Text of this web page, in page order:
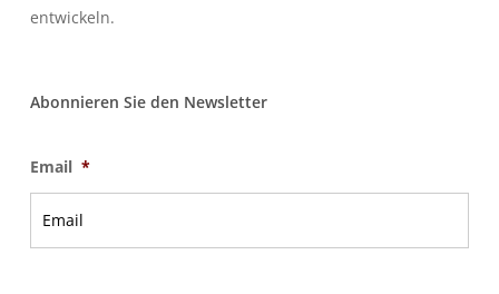
entwickeln.
Abonnieren Sie den Newsletter
Email *